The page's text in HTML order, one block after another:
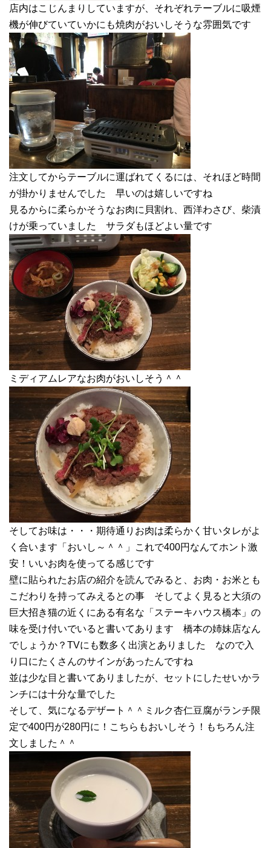
店内はこじんまりしていますが、それぞれテーブルに吸煙
機が伸びていていかにも焼肉がおいしそうな雰囲気です
注文してからテーブルに運ばれてくるには、それほど時間
が掛かりませんでした 早いのは嬉しいですね
見るからに柔らかそうなお肉に貝割れ、西洋わさび、柴漬
けが乗っていました サラダもほどよい量です
ミディアムレアなお肉がおいしそう＾＾
そしてお味は・・・期待通りお肉は柔らかく甘いタレがよ
く合います「おいし～＾＾」これで400円なんてホント激
安！いいお肉を使ってる感じです
壁に貼られたお店の紹介を読んでみると、お肉・お米とも
こだわりを持ってみえるとの事 そしてよく見ると大須の
巨大招き猫の近くにある有名な「ステーキハウス橋本」の
味を受け付いでいると書いてあります 橋本の姉妹店なん
でしょうか？TVにも数多く出演とありました なので入
り口にたくさんのサインがあったんですね
並は少な目と書いてありましたが、セットにしたせいかラ
ンチには十分な量でした
そして、気になるデザート＾＾ミルク杏仁豆腐がランチ限
定で400円が280円に！こちらもおいしそう！もちろん注
文しました＾＾